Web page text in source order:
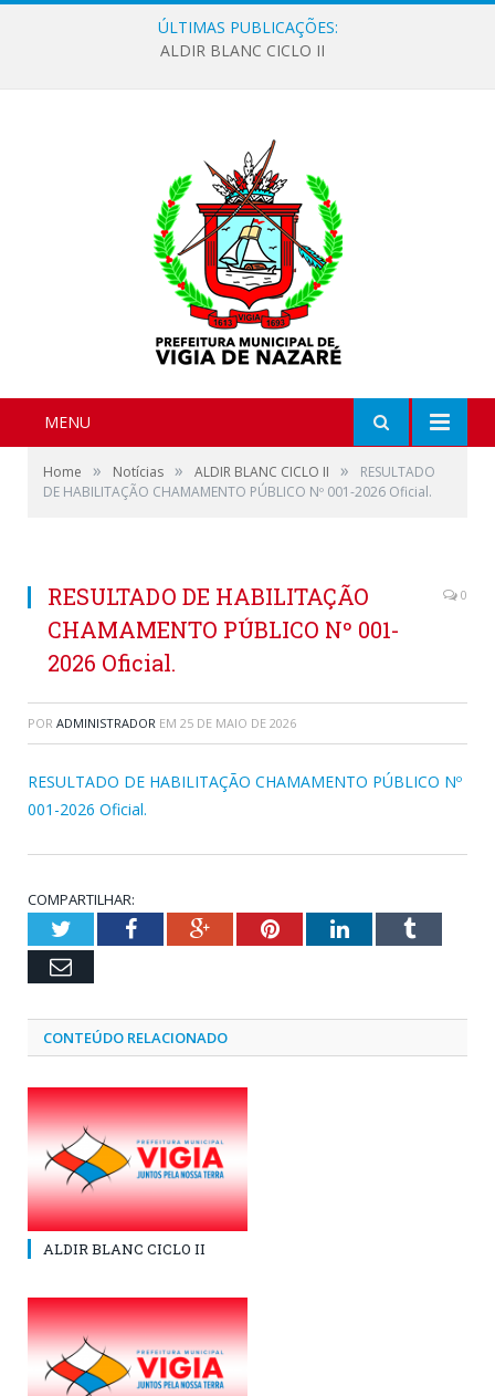
ÚLTIMAS PUBLICAÇÕES:
ALDIR BLANC CICLO II
MENU
Home » Notícias » ALDIR BLANC CICLO II »
RESULTADO
DE HABILITAÇÃO CHAMAMENTO PÚBLICO Nº 001-2026 Oficial.
RESULTADO DE HABILITAÇÃO
CHAMAMENTO PÚBLICO Nº 001-
2026 Oficial.
0
POR ADMINISTRADOR EM 25 DE MAIO DE 2026
RESULTADO DE HABILITAÇÃO CHAMAMENTO PÚBLICO Nº
001-2026 Oficial.
COMPARTILHAR:
TwitterFacebookGoogle+PinterestLinkedInTumblr
Email
CONTEÚDO RELACIONADO
ALDIR BLANC CICLO II